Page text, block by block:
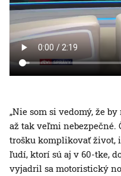
„Nie som si vedomý, že
až tak veľmi nebezpečné.
trošku komplikovať život,
ľudí, ktorí sú aj v 60-tke,
vyjadril sa motoristický